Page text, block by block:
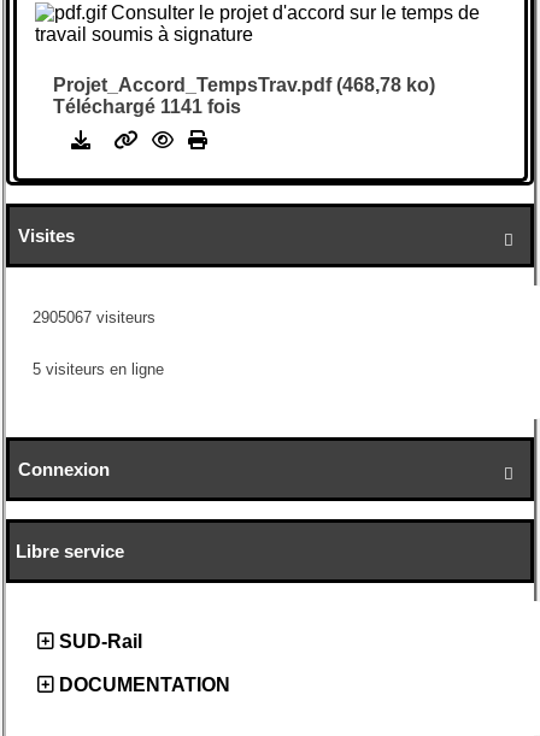

Visites
2905067 visiteurs
5 visiteurs en ligne

Connexion
Libre service
SUD-Rail
DOCUMENTATION
Consulter le projet d'accord sur le temps de
travail soumis à signature
Projet_Accord_TempsTrav.pdf (468,78 ko)
Téléchargé 1141 fois